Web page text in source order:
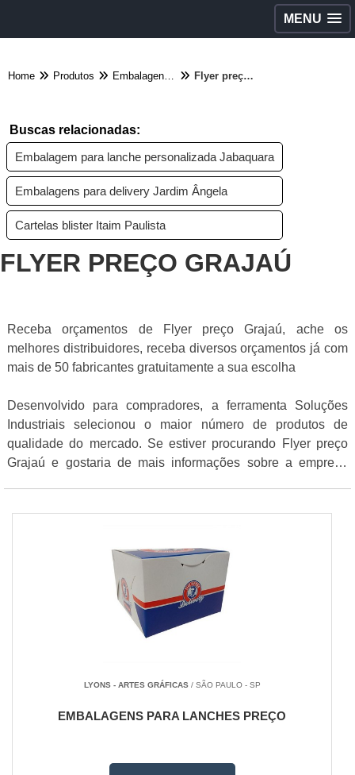
MENU
Home Produtos Embalagens diversas - Categoria Flyer preço Grajaú
Buscas relacionadas:
Embalagem para lanche personalizada Jabaquara
Embalagens para delivery Jardim Ângela
Cartelas blister Itaim Paulista
FLYER PREÇO GRAJAÚ
Receba orçamentos de Flyer preço Grajaú, ache os
melhores distribuidores, receba diversos orçamentos já com
mais de 50 fabricantes gratuitamente a sua escolha
Desenvolvido para compradores, a ferramenta Soluções
Industriais selecionou o maior número de produtos de
qualidade do mercado. Se estiver procurando Flyer preço
Grajaú e gostaria de mais informações sobre a empresa
LYONS - ARTES GRÁFICAS/ SÃO PAULO - SP
EMBALAGENS PARA LANCHES PREÇO